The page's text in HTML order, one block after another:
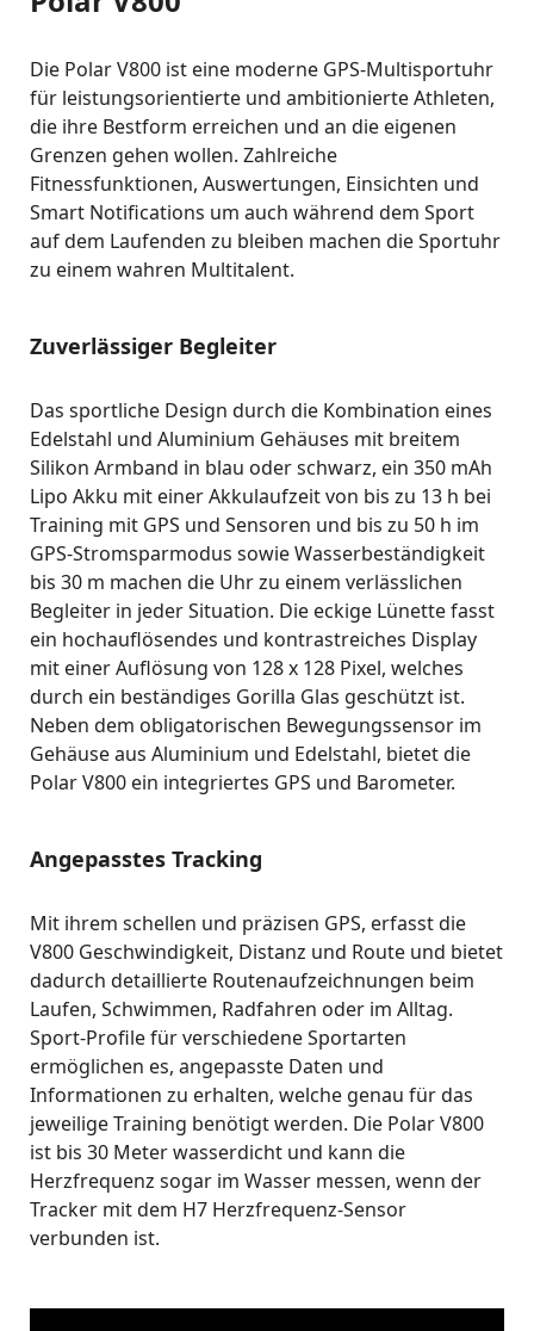
Die Polar V800 ist eine moderne GPS-Multisportuhr
für leistungsorientierte und ambitionierte Athleten,
die ihre Bestform erreichen und an die eigenen
Grenzen gehen wollen. Zahlreiche
Fitnessfunktionen, Auswertungen, Einsichten und
Smart Notifications um auch während dem Sport
auf dem Laufenden zu bleiben machen die Sportuhr
zu einem wahren Multitalent.
Zuverlässiger Begleiter
Das sportliche Design durch die Kombination eines
Edelstahl und Aluminium Gehäuses mit breitem
Silikon Armband in blau oder schwarz, ein 350 mAh
Lipo Akku mit einer Akkulaufzeit von bis zu 13 h bei
Training mit GPS und Sensoren und bis zu 50 h im
GPS-Stromsparmodus sowie Wasserbeständigkeit
bis 30 m machen die Uhr zu einem verlässlichen
Begleiter in jeder Situation. Die eckige Lünette fasst
ein hochauflösendes und kontrastreiches Display
mit einer Auflösung von 128 x 128 Pixel, welches
durch ein beständiges Gorilla Glas geschützt ist.
Neben dem obligatorischen Bewegungssensor im
Gehäuse aus Aluminium und Edelstahl, bietet die
Polar V800 ein integriertes GPS und Barometer.
Angepasstes Tracking
Mit ihrem schellen und präzisen GPS, erfasst die
V800 Geschwindigkeit, Distanz und Route und bietet
dadurch detaillierte Routenaufzeichnungen beim
Laufen, Schwimmen, Radfahren oder im Alltag.
Sport-Profile für verschiedene Sportarten
ermöglichen es, angepasste Daten und
Informationen zu erhalten, welche genau für das
jeweilige Training benötigt werden. Die Polar V800
ist bis 30 Meter wasserdicht und kann die
Herzfrequenz sogar im Wasser messen, wenn der
Tracker mit dem H7 Herzfrequenz-Sensor
verbunden ist.